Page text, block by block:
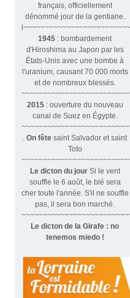
français, officiellement
dénommé jour de la gentiane.
1945 : bombardement
d'Hiroshima au Japon par les
États-Unis avec une bombe à
l'uranium, causant 70 000 morts
et de nombreux blessés.
2015 : ouverture du nouveau
canal de Suez en Égypte.
On fêtesaint Salvador et saint
Toto
Le dicton du jour Si le vent
souffle le 6 août, le blé sera
cher toute l'année. S'il ne souffle
pas, il sera bon marché.
Le dicton de la Girafe : no
tenemos miedo !